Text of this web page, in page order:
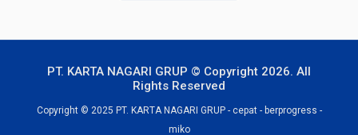
PT. KARTA NAGARI GRUP © Copyright 2026. All
Rights Reserved
Copyright © 2025 PT. KARTA NAGARI GRUP - cepat - berprogress -
miko